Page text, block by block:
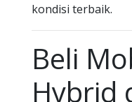
kondisi terbaik.
Beli
Hybrid